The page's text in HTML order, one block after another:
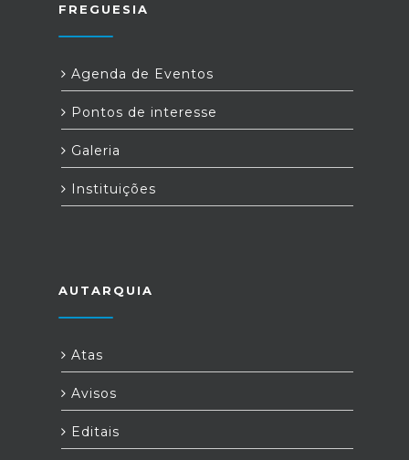
FREGUESIA
Agenda de Eventos
Pontos de interesse
Galeria
Instituições
AUTARQUIA
Atas
Avisos
Editais